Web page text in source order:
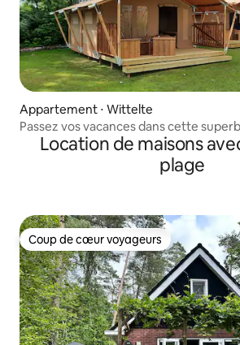
Appartement ⋅ Wittelte
Passez vos vacances dans cette
glamping.
Location de maisons
plage
Coup de cœur voyageurs
Coup de cœur voyageurs